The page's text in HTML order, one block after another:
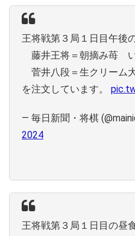
王将戦第３局１日目午後
藤井王将＝朝摘み苺
菅井八段＝生クリーム
を注文しています。
— 毎日新聞・将棋
2024
王将戦第３局１日目の昼